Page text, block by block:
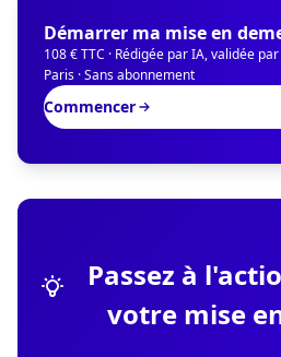
Démarrer ma mise en
108 € TTC · Rédigée par IA, validée
Paris · Sans abonnement
Commencer
Passez à
votre mise